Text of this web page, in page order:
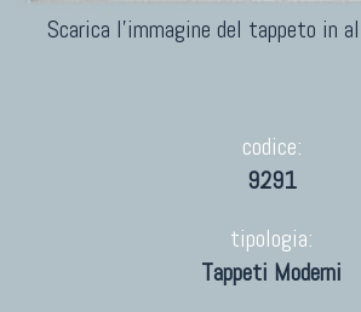
Scarica l'immagine del tappeto in
codice:
9291
tipologia:
Tappeti Moderni